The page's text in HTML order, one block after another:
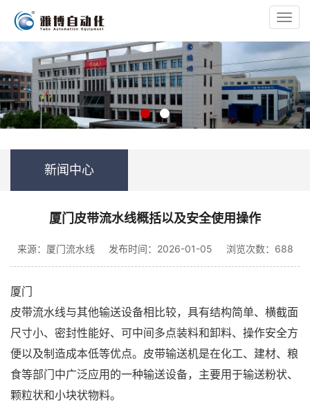
新闻中心
厦门皮带流水线概括以及安全使用操作
来源：厦门流水线 发布时间：2026-01-05 浏览次数：688
厦门
皮带流水线与其他输送设备相比较，具有结构简单、横截面
尺寸小、密封性能好、可中间多点装料和卸料、操作安全方
便以及制造成本低等优点。皮带输送机是在化工、建材、粮
食等部门中广泛应用的一种输送设备，主要用于输送粉状、
颗粒状和小块状物料。